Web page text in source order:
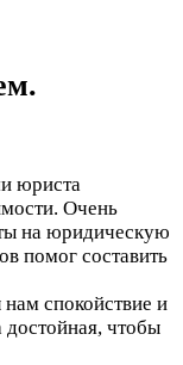
юриста
Очень
на юридическую
помог составить
спокойствие и
достойная, чтобы